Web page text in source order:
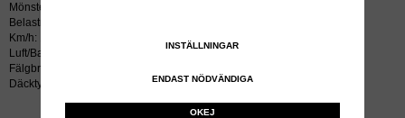
Mönsterdjup mm: 95
Belastning kg: 23600
Km/h: 10
Luft/Bar: 6.50
Fälgbredd tum: 25.00x29
Däcktyp: radial
INSTÄLLNINGAR
ENDAST NÖDVÄNDIGA
OKEJ